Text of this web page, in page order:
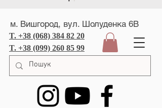
м. Вишгород, вул. Шолуденка 6В
T. +38 (068) 384 82 20
T. +38 (099) 260 85 99